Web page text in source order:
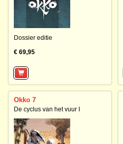
Dossier editie
€ 69,95
Okko 7
De cyclus van het vuur I